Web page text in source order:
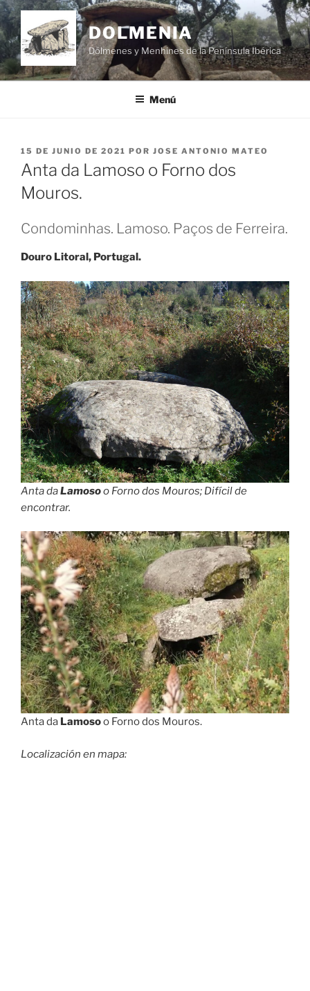
Saltar
al
contenido
DOLMENIA
Dólmenes y Menhines de la Península Ibérica
Menú
PUBLICADO
EL
15 DE JUNIO DE 2021 POR JOSE ANTONIO MATEO
Anta da Lamoso o Forno dos
Mouros.
Condominhas. Lamoso. Paços de Ferreira.
Douro Litoral, Portugal.
Anta daLamosoo Forno dos Mouros; Difícil de
encontrar.
Anta da Lamosoo Forno dos Mouros.
Localización en mapa: